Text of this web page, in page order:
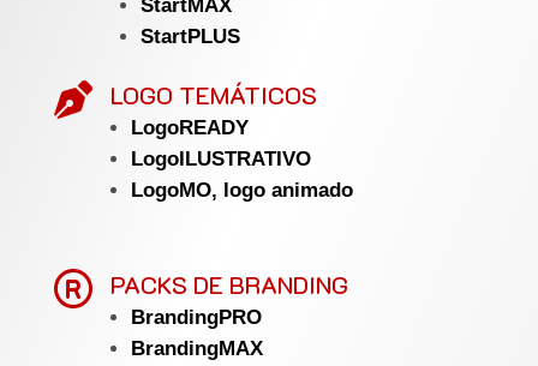
StartMAX
StartPLUS
 LOGO TEMÁTICOS
LogoREADY
LogoILUSTRATIVO
LogoMO, logo animado
 PACKS DE BRANDING
BrandingPRO
BrandingMAX